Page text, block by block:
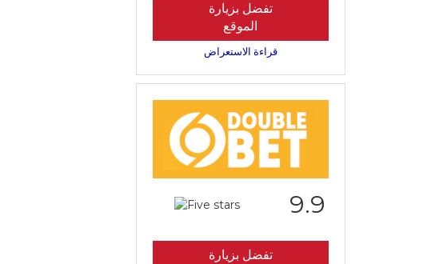
تفضل بزيارة
الموقع
قراءة الاستعراض
9.9
تفضل بزيارة